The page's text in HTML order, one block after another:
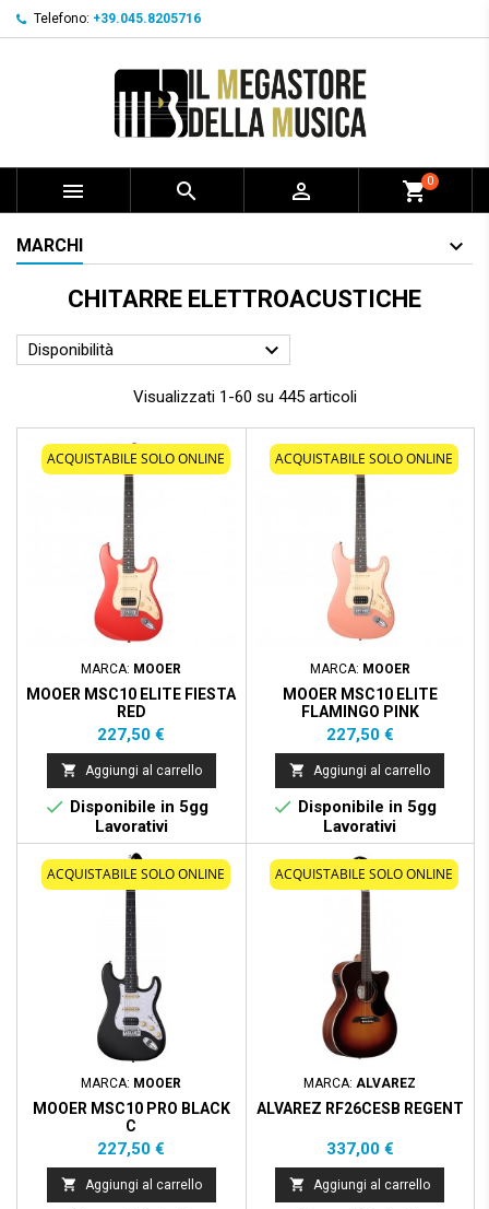
Telefono: +39.045.8205716
   shopping_cart0
MARCHI
CHITARRE ELETTROACUSTICHE
Disponibilità 
Visualizzati 1-60 su 445 articoli
ACQUISTABILE SOLO ONLINE
MARCA: MOOER
MOOER MSC10 ELITE FIESTA
RED
Prezzo
227,50 €
 Aggiungi al carrello
 Disponibile in 5gg
Lavorativi
ACQUISTABILE SOLO ONLINE
MARCA: MOOER
MOOER MSC10 ELITE
FLAMINGO PINK
Prezzo
227,50 €
 Aggiungi al carrello
 Disponibile in 5gg
Lavorativi
ACQUISTABILE SOLO ONLINE
MARCA: MOOER
MOOER MSC10 PRO BLACK
C
Prezzo
227,50 €
 Aggiungi al carrello
ACQUISTABILE SOLO ONLINE
MARCA:ALVAREZ
ALVAREZ RF26CESB REGENT
Prezzo
337,00 €
 Aggiungi al carrello